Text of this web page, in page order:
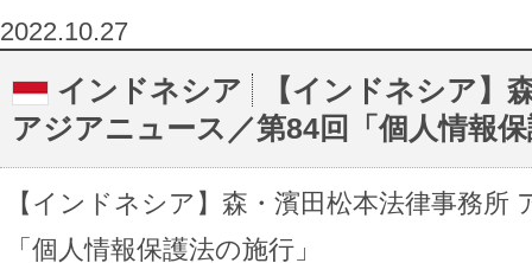
2022.10.27
インドネシア
【インドネシア】
アジアニュース／第84回「個人情報
【インドネシア】森・濱田松本法律事務所
「個人情報保護法の施行」